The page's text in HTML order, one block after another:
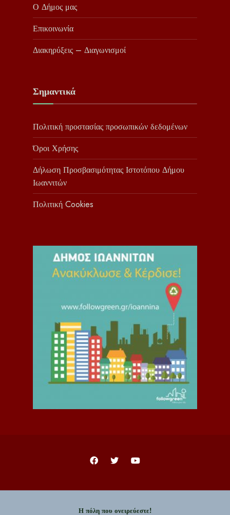
Ο Δήμος μας
Επικοινωνία
Διακηρύξεις – Διαγωνισμοί
Σημαντικά
Πολιτική προστασίας προσωπικών δεδομένων
Όροι Χρήσης
Δήλωση Προσβασιμότητας Ιστοτόπου Δήμου
Ιωαννιτών
Πολιτική Cookies
Η πόλη που ονειρεύεστε!